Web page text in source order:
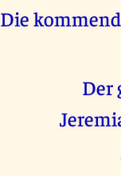
Die
Der